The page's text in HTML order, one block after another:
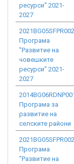
ресурси" 2021-
2027
2021BG05SFPR002
Програма
"Развитие на
човешките
ресурси" 2021-
2027
Програма за
развитие на
селските райони
2021BG05SFPR002
Програма
"Развитие на